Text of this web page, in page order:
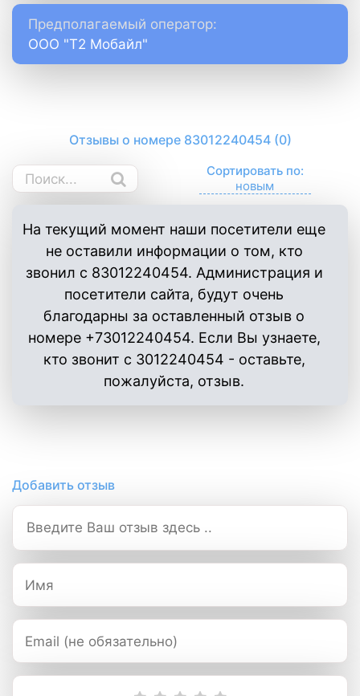
Предполагаемый оператор:
ООО "Т2 Мобайл"
Отзывы о номере 83012240454 (0)
Сортировать по:
На текущий момент наши посетители еще
не оставили информации о том, кто
звонил с 83012240454. Администрация и
посетители сайта, будут очень
благодарны за оставленный отзыв о
номере +73012240454. Если Вы узнаете,
кто звонит с 3012240454 - оставьте,
пожалуйста, отзыв.
Добавить отзыв